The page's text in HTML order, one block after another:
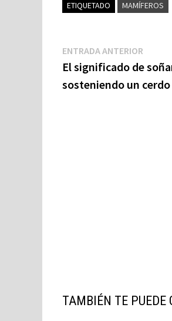
ETIQUETADO MAMÍFEROS
Navegación
de
ENTRADA ANTERIOR
El significado de
sosteniendo un cerdo
TAMBIÉN TE PUEDE